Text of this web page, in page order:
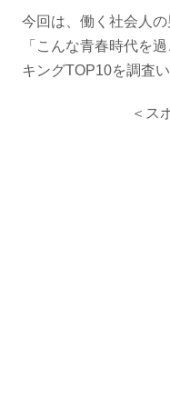
今回は、働く社会人
「こんな青春時代を
キングTOP10を調査い
＜ス